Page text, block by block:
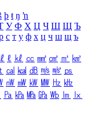
þ ŧ ŋ ŉ
У Ф Х Ц Ч Ш Щ Ъ
с т у ф х ц ч ш щ ъ
ℓ ㎘ ㏄ ㎣ ㎤ ㎥ ㎦
㎈ ㎉ ㏈ ㎧ ㎨ ㎰
㎻ ㎽ ㎾ ㎿ ㎐ ㎑
㎩ ㎪ ㎫ ㎬ ㏝ ㏐
㏓